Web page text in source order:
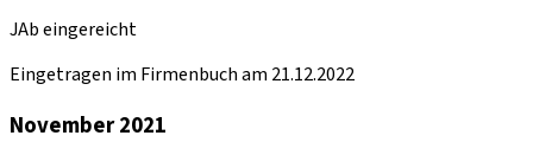
JAb eingereicht
Eingetragen im Firmenbuch am 21.12.2022
November 2021